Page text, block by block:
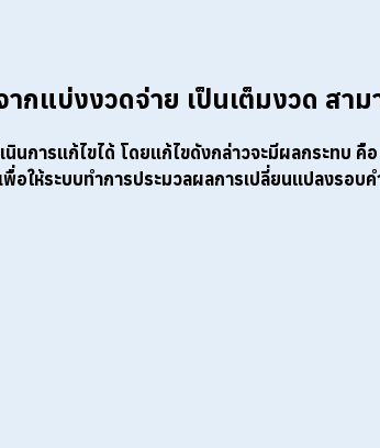
กแบ่งงวดจ่าย เป็นเต็มงวด สา
นการแก้ไขได้ โดยแก้ไขดังกล่าวจะมีผลกระทบ
อให้ระบบทำการประมวลผลการเปลี่ยนแปลงร